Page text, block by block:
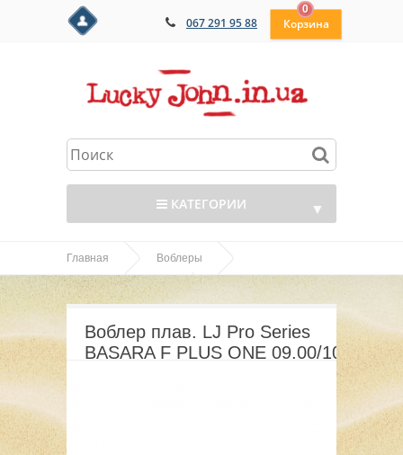
067 291 95 88
0
КАТЕГОРИИ ▼
▼
▼
Главная Воблеры
Basara 35,40,56,70,90 Воблер плав. LJ Pro
Series BASARA F PLUS ONE 09.00/105
Воблер плав. LJ Pro Series
BASARA F PLUS ONE 09.00/105